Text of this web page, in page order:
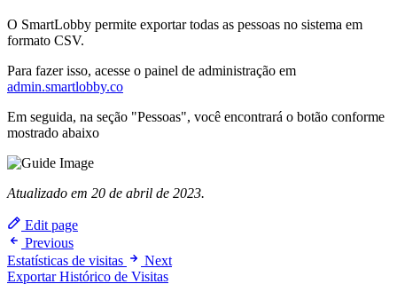
O SmartLobby permite exportar todas as pessoas no sistema em
formato CSV.
Para fazer isso, acesse o painel de administração em
admin.smartlobby.co
Em seguida, na seção "Pessoas", você encontrará o botão conforme
mostrado abaixo
Atualizado em 20 de abril de 2023.
Edit page
Previous
Estatísticas de visitas
Next
Exportar Histórico de Visitas